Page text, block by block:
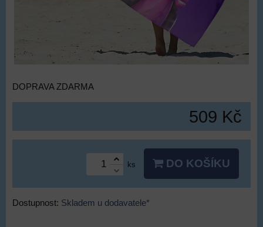
DOPRAVA ZDARMA
509 Kč
ks DO KOŠÍKU
Dostupnost: Skladem u dodavatele*